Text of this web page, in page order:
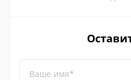
Ваше имя*